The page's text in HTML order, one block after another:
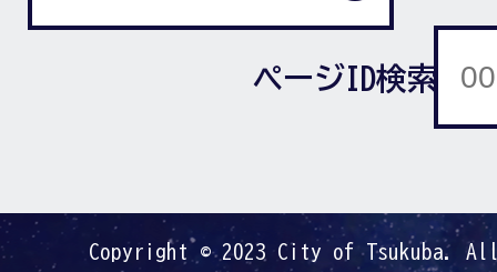
ページID検索
Copyright © 2023 City of Tsukuba.